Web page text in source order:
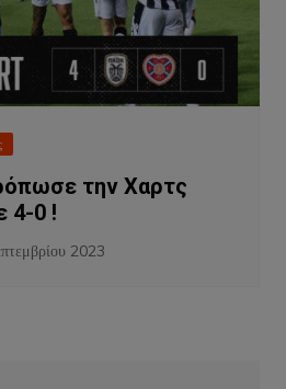
την Χαρτς
4-0 !
2023